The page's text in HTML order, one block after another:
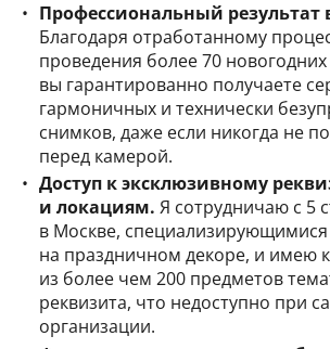
Профессиональный результат
Благодаря отработанному
проведения более 70
вы гарантированно получаете
гармоничных и технически
снимков, даже если никогда не
перед камерой.
Доступ к эксклюзивному
и локациям. Я сотрудничаю с 5
в Москве, специализирующимися
на праздничном декоре, и имею
из более чем 200 предметов
реквизита, что недоступно при
организации.